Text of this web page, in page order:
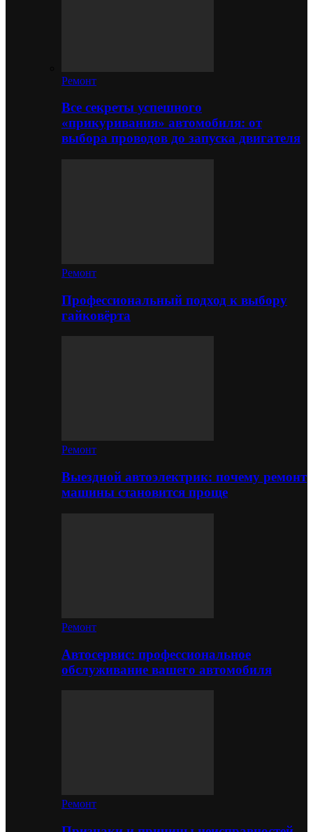
Ремонт
Все секреты успешного
«прикуривания» автомобиля: от
выбора проводов до запуска двигателя
Ремонт
Профессиональный подход к выбору
гайковёрта
Ремонт
Выездной автоэлектрик: почему ремонт
машины становится проще
Ремонт
Автосервис: профессиональное
обслуживание вашего автомобиля
Ремонт